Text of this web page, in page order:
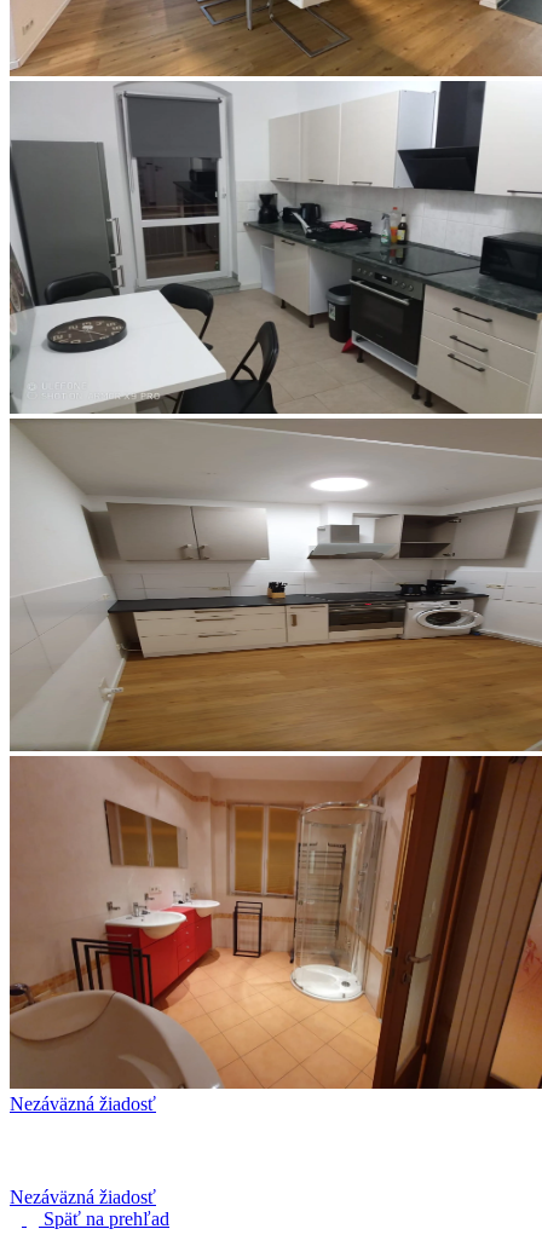
Nezáväzná žiadosť
Nezáväzná žiadosť
Späť na prehľad